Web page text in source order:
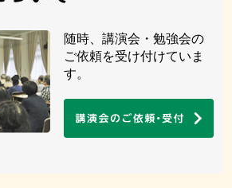
随時、講演会・勉強会の
ご依頼を受け付けていま
す。